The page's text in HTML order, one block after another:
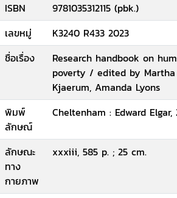
ISBN
9781035312115 (pbk.)
เลขหมู่
K3240 R433 2023
ชื่อเรื่อง
Research handbook on
poverty / edited by Martha
Kjaerum, Amanda Lyons
พิมพ์
ลักษณ์
Cheltenham : Edward Elgar,
ลักษณะ
ทาง
กายภาพ
xxxiii, 585 p. ; 25 cm.